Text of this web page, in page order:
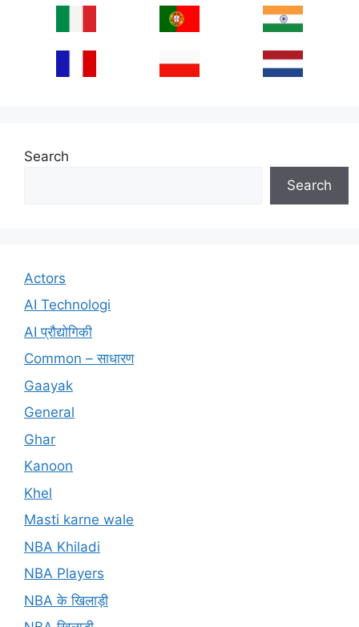
Search
Search
Actors
AI Technologi
AI प्रौद्योगिकी
Common – साधारण
Gaayak
General
Ghar
Kanoon
Khel
Masti karne wale
NBA Khiladi
NBA Players
NBA के खिलाड़ी